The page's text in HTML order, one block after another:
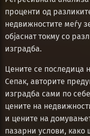
проценти од
недвижностите меѓу
објаснат токму со
изградба.
Цените се последица
Сепак, авторите
изградба сами по
цените на
и цените на
пазарни услови, како